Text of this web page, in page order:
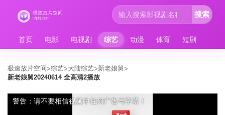
首页 电影 电视剧 综艺 动漫 体育 短剧
搜索
极速放片空间>综艺>大陆综艺>新老娘舅>
新老娘舅20240614 全高清2播放
警告：请不要相信视频中任何广告与字幕！